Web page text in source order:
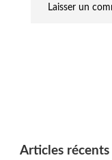
Articles récents